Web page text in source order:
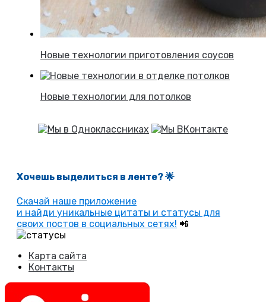
Новые технологии приготовления соусов
Новые технологии для потолков
Хочешь выделиться в ленте? 🌟
Скачай наше приложение
и найди уникальные цитаты и статусы для
своих постов в социальных сетях! 📲
Карта сайта
Контакты